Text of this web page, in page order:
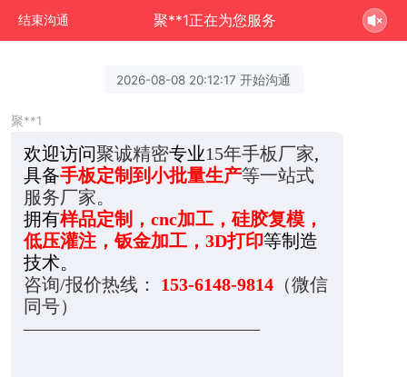
结束沟通 聚**1正在为您服务
2026-08-08 20:12:17 开始沟通
聚**1
欢迎访问聚诚精密专业15年手板厂家,
具备手板定制到小批量生产等一站式
服务厂家。
拥有样品定制，cnc加工，硅胶复模，
低压灌注，钣金加工，3D打印等制造
技术。
咨询/报价热线： 153-6148-9814（微信
同号）
—————————————